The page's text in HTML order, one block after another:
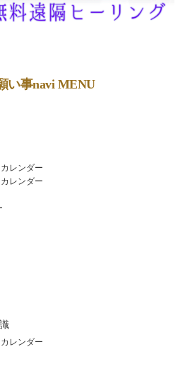
い事navi MENU
レンダー
レンダー
レンダー